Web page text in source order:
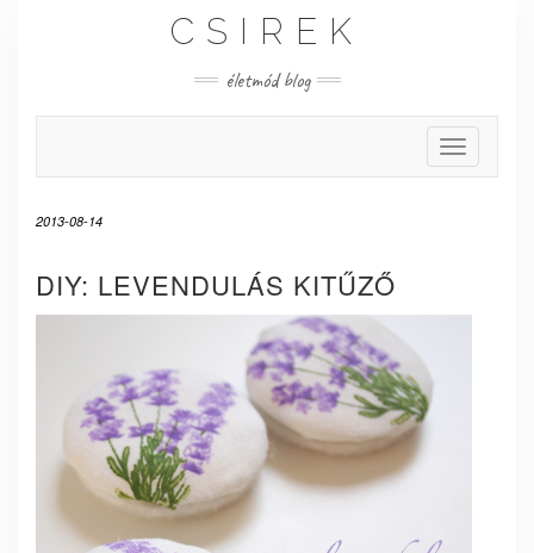
CSIREK
életmód blog
Toggle
2013-08-14
DIY: LEVENDULÁS KITŰZŐ